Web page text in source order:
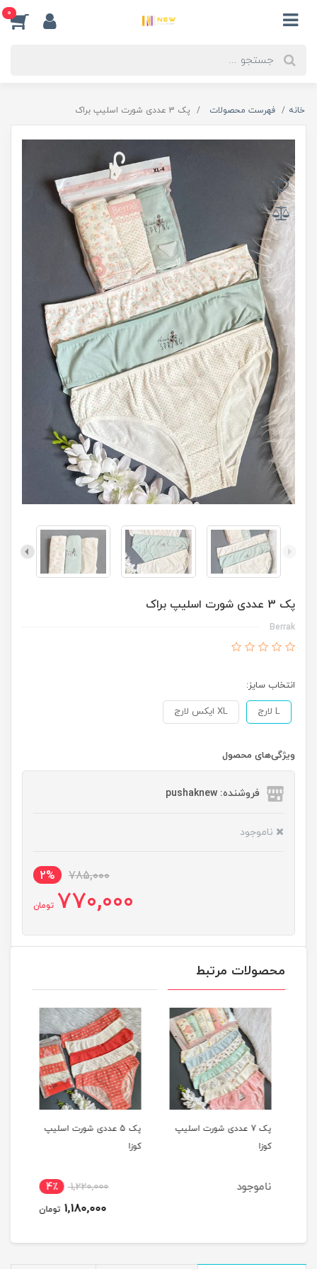
0
خانه فهرست محصولات پک 3 عددی شورت اسلیپ براک
پک 3 عددی شورت اسلیپ براک
Berrak
انتخاب سایز:
L لارج XL ایکس لارج
ویژگی‌های محصول
فروشنده: pushaknew
ناموجود
785,000
2%
770,000 تومان
محصولات مرتبط
پک 7 عددی شورت اسلیپ
کوزا
ناموجود
پک 5 عددی شورت اسلیپ
کوزا
1,220,000 4٪
1,180,000 تومان